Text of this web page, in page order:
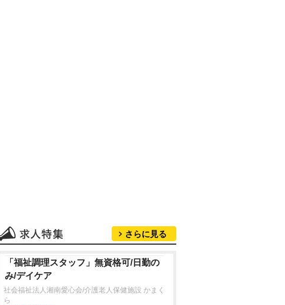
さらに見る
「福祉調理スタッフ」無資格可/日勤の
み/デイケア
社会福祉法人湘南愛心会/介護老人保健施設 かまく
ら